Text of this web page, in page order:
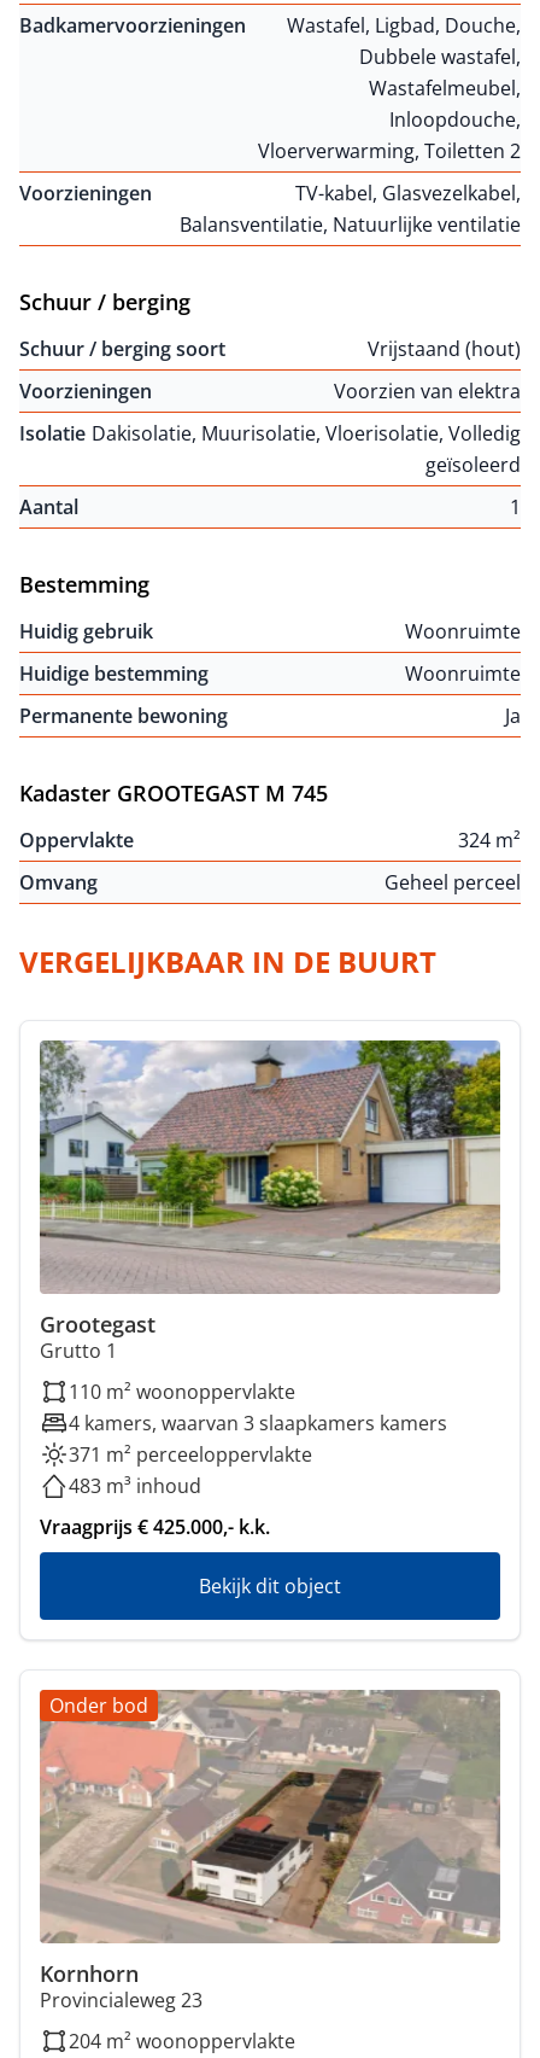
Badkamervoorzieningen
Wastafel, Ligbad, Douche,
Dubbele wastafel,
Wastafelmeubel,
Inloopdouche,
Vloerverwarming, Toiletten 2
Voorzieningen
TV-kabel, Glasvezelkabel,
Balansventilatie, Natuurlijke ventilatie
Schuur / berging
Schuur / berging soort
Vrijstaand (hout)
Voorzieningen
Voorzien van elektra
Isolatie Dakisolatie, Muurisolatie, Vloerisolatie, Volledig
geïsoleerd
Aantal
1
Bestemming
Huidig gebruik
Woonruimte
Huidige bestemming
Woonruimte
Permanente bewoning
Ja
Kadaster GROOTEGAST M 745
Oppervlakte
324 m²
Omvang
Geheel perceel
VERGELIJKBAAR IN DE BUURT
Grootegast
Grutto 1
110 m² woonoppervlakte
4 kamers, waarvan 3 slaapkamers kamers
371 m² perceeloppervlakte
483 m³ inhoud
Vraagprijs € 425.000,- k.k.
Bekijk dit object
Onder bod
Kornhorn
Provincialeweg 23
204 m² woonoppervlakte